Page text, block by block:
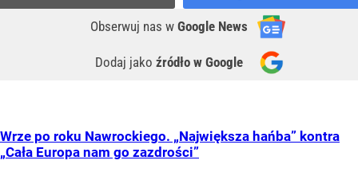
Obserwuj nas w Google News
Dodaj jako źródło w Google
Wrze po roku Nawrockiego. „Największa hańba” kontra
„Cała Europa nam go zazdrości”